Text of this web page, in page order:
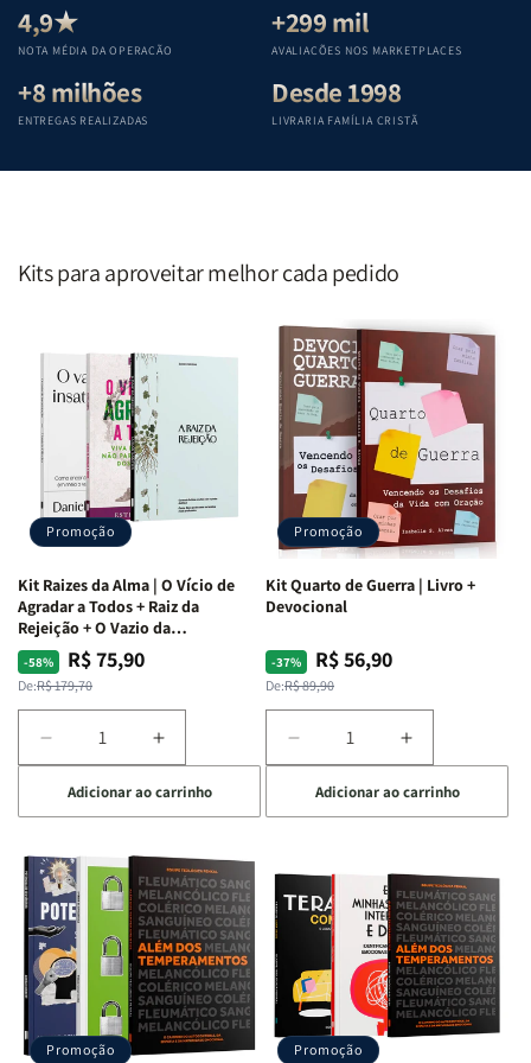
Teológica
Penkal
Penkal
Teológica
Penkal
4,9★
NOTA MÉDIA DA OPERAÇÃO
+299 mil
AVALIAÇÕES NOS MARKETPLACES
+8 milhões
ENTREGAS REALIZADAS
Desde 1998
LIVRARIA FAMÍLIA CRISTÃ
Kits para aproveitar melhor cada pedido
Promoção
Kit Raizes da Alma | O Vício de
Agradar a Todos + Raiz da
Rejeição + O Vazio da
Insatisfação.
-58%
Preço
normal
De:R$ 179,70
Preço
promocional
R$ 75,90
Diminuir
a
quantidade
de
Raizes
da
Alma
|
O
Vício
Agradar
Aumentar
a
quantidade
de
Raizes
da
Alma
|
O
Vício
de
Agradar
Adicionar ao carrinho
Promoção
Kit Quarto de Guerra | Livro +
Devocional
-37%
Preço
normal
De:R$ 89,90
Preço
promocional
R$ 56,90
Diminuir
a
quantidade
de
Quarto
de
Guerra
Livro
+
Devocional
Aumentar
a
quantidade
de
Quarto
de
Guerra
|
Livro
+
Devocional
Adicionar ao carrinho
Promoção Promoção